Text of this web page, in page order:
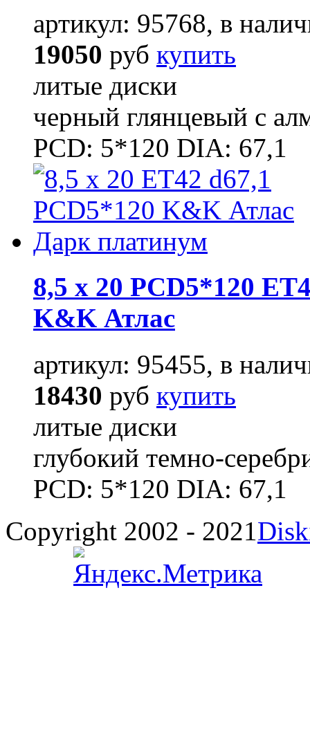
артикул: 95768, в
19050 руб купить
литые диски
черный глянцевый с
PCD: 5*120 DIA: 67,1
8,5 x 20 PCD5*120
K&K Атлас
артикул: 95455, в
18430 руб купить
литые диски
глубокий темно-
PCD: 5*120 DIA: 67,1
Copyright 2002 - 2021